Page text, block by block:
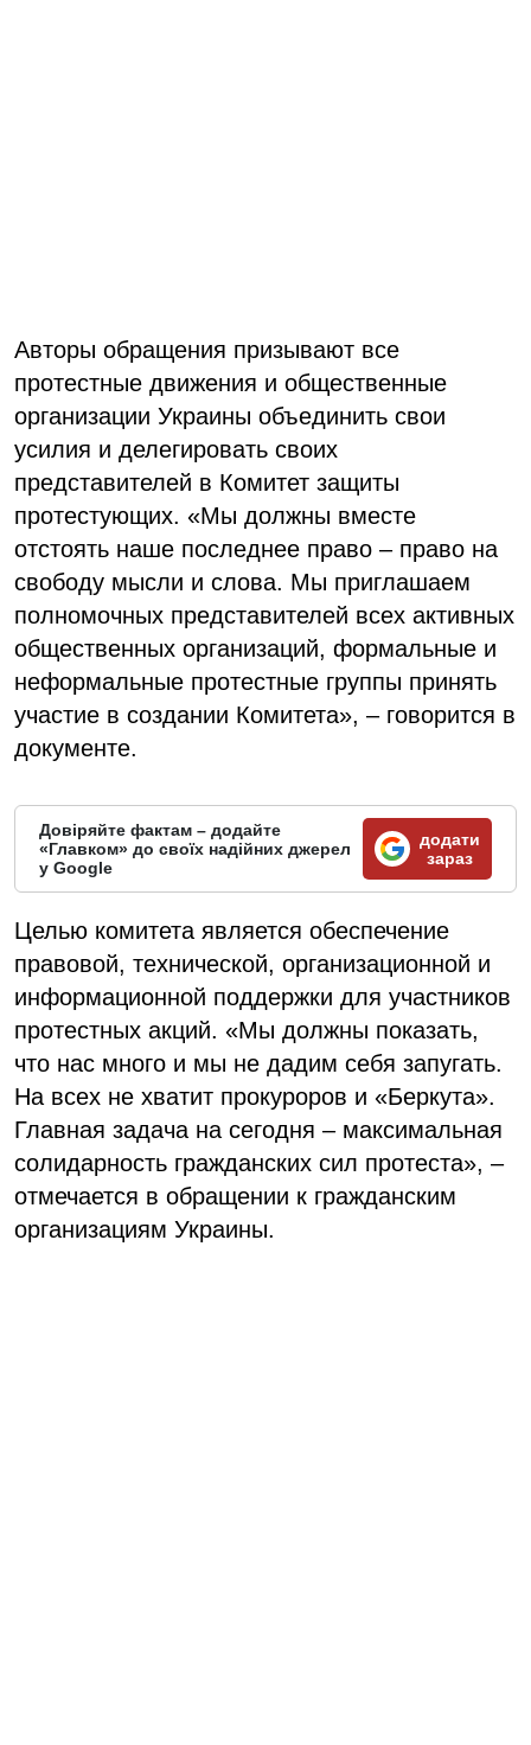
Авторы обращения призывают все
протестные движения и общественные
организации Украины объединить свои
усилия и делегировать своих
представителей в Комитет защиты
протестующих. «Мы должны вместе
отстоять наше последнее право – право на
свободу мысли и слова. Мы приглашаем
полномочных представителей всех активных
общественных организаций, формальные и
неформальные протестные группы принять
участие в создании Комитета», – говорится в
документе.
Довіряйте фактам – додайте
«Главком» до своїх надійних джерел
у Google
додати
зараз
Целью комитета является обеспечение
правовой, технической, организационной и
информационной поддержки для участников
протестных акций. «Мы должны показать,
что нас много и мы не дадим себя запугать.
На всех не хватит прокуроров и «Беркута».
Главная задача на сегодня – максимальная
солидарность гражданских сил протеста», –
отмечается в обращении к гражданским
организациям Украины.